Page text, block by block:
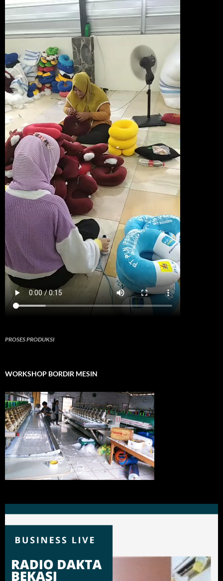
PROSES PRODUKSI
WORKSHOP BORDIR MESIN